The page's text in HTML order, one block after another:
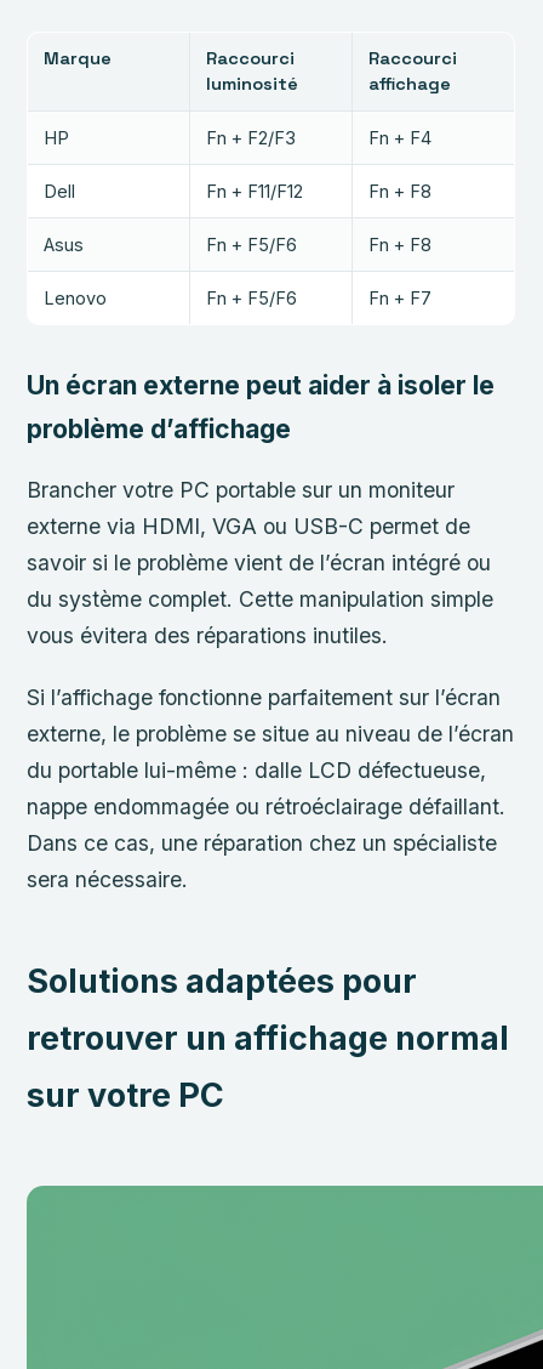
Marque
Raccourci
luminosité
Raccourci
affichage
HP Fn + F2/F3 Fn + F4
Dell Fn + F11/F12 Fn + F8
Asus Fn + F5/F6 Fn + F8
Lenovo Fn + F5/F6 Fn + F7
Un écran externe peut aider à isoler le
problème d’affichage
Brancher votre PC portable sur un moniteur
externe via HDMI, VGA ou USB-C permet de
savoir si le problème vient de l’écran intégré ou
du système complet. Cette manipulation simple
vous évitera des réparations inutiles.
Si l’affichage fonctionne parfaitement sur l’écran
externe, le problème se situe au niveau de l’écran
du portable lui-même : dalle LCD défectueuse,
nappe endommagée ou rétroéclairage défaillant.
Dans ce cas, une réparation chez un spécialiste
sera nécessaire.
Solutions adaptées pour
retrouver un affichage normal
sur votre PC